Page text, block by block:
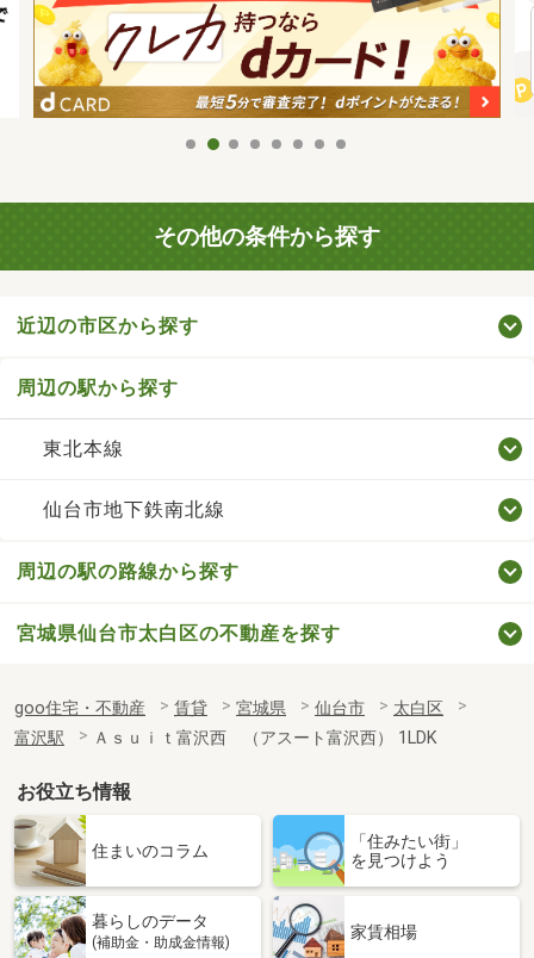
その他の条件から探す
近辺の市区から探す
周辺の駅から探す
東北本線
仙台市地下鉄南北線
周辺の駅の路線から探す
宮城県仙台市太白区の不動産を探す
goo住宅・不動産 賃貸 宮城県 仙台市
太白区
富沢駅
Ａｓｕｉｔ富沢西 （アスート富沢西） 1LDK
お役立ち情報
住まいのコラム
「住みたい街」
を見つけよう
暮らしのデータ
(補助金・助成金情報)
家賃相場